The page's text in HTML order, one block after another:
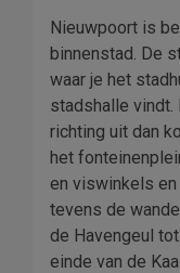
Nieuwpoort is
binnenstad. De
waar je het
stadshalle vindt.
richting uit dan
het
en viswinkels en
tevens de
de Havengeul
einde van de